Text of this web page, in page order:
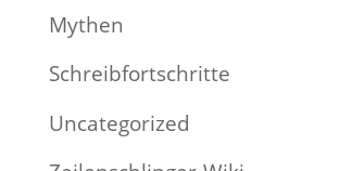
Mythen
Schreibfortschritte
Uncategorized